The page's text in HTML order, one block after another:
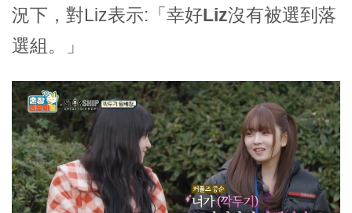
況下，對Liz表示: 「幸好Liz沒有被選到落
選組。」